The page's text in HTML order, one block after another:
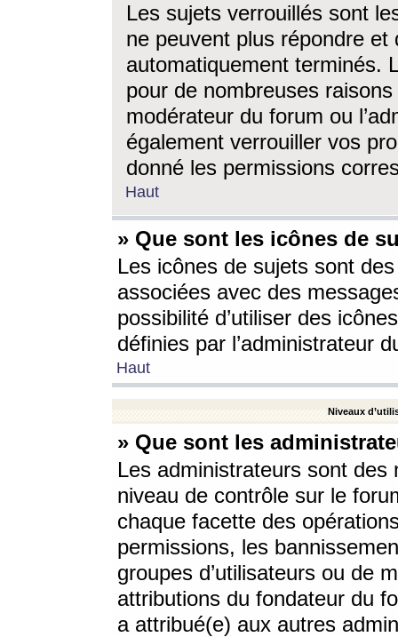
Les sujets verrouillés sont
ne peuvent plus répondre
automatiquement terminés.
pour de nombreuses
modérateur du forum ou
également verrouiller vos
donné les permissions
Haut
» Que sont les icônes de
Les icônes de sujets sont
associées avec des
possibilité d’utiliser des
définies par l’administrateur
Haut
Niveaux
» Que sont les
Les administrateurs sont
niveau de contrôle sur le
chaque facette des
permissions, les
groupes d’utilisateurs ou de
attributions du fondateur du
a attribué(e) aux autres